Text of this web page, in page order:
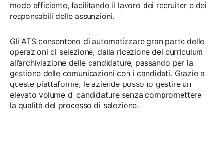
modo efficiente, facilitando il lavoro dei recruiter e dei
responsabili delle assunzioni.
Gli ATS consentono di automatizzare gran parte delle
operazioni di selezione, dalla ricezione dei curriculum
all’archiviazione delle candidature, passando per la
gestione delle comunicazioni con i candidati. Grazie a
queste piattaforme, le aziende possono gestire un
elevato volume di candidature senza compromettere
la qualità del processo di selezione.